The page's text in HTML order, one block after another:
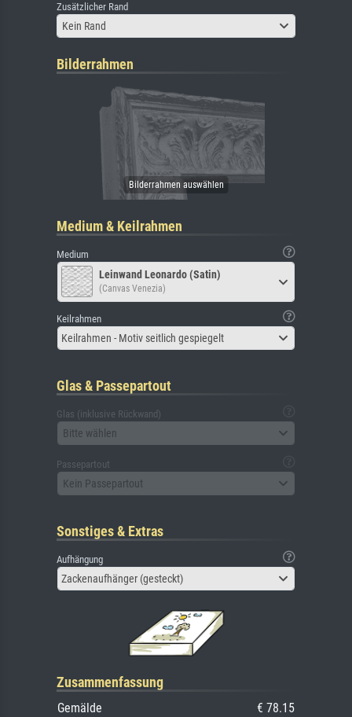
Zusätzlicher Rand
Kein Rand
Bilderrahmen
Medium & Keilrahmen
Medium
Leinwand Leonardo (Satin)
(Canvas Venezia)
Keilrahmen
Keilrahmen - Motiv seitlich gespiegelt
Glas & Passepartout
Glas (inklusive Rückwand)
Bitte wählen
Passepartout
Kein Passepartout
Sonstiges & Extras
Aufhängung
Zackenaufhänger (gesteckt)
Zusammenfassung
Gemälde
€ 78.15